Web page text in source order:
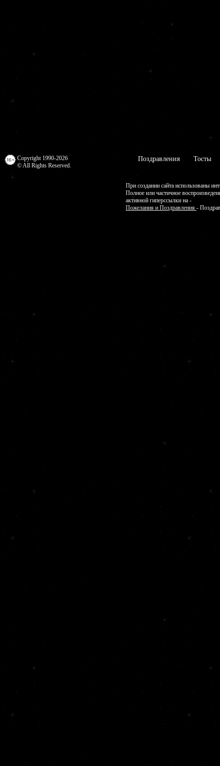
Copyright 1990-2026
© All Rights Reserved.
Поздравления Тосты
При создании сайта использованы
Полное или частичное
активной гиперссылки на -
Пожелания и Поздравления -